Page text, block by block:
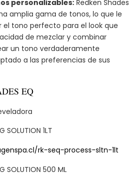
personalizables:Redken Shades
amplia gama de tonos, lo que le
tono perfecto para el look que
de mezclar y combinar
un tono verdaderamente
a las preferencias de sus
EQ
SOLUTION 1LT
rk-seq-process-sltn-1lt
SOLUTION 500 ML